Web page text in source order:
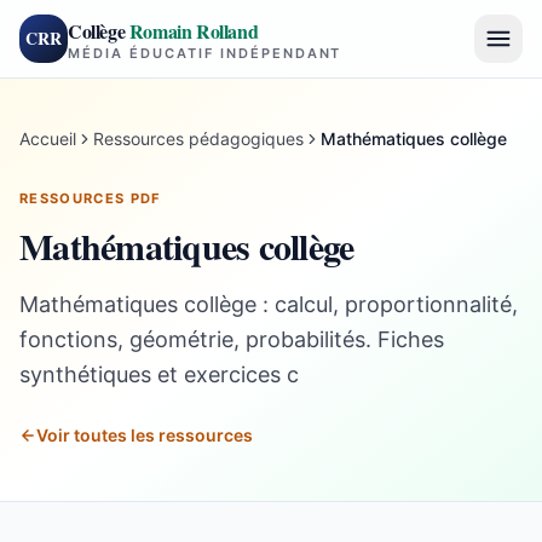
CRR CollègeRomain Rolland
MÉDIA ÉDUCATIF INDÉPENDANT
Accueil Ressources pédagogiques Mathématiques collège
RESSOURCES PDF
Mathématiques collège
Mathématiques collège : calcul, proportionnalité,
fonctions, géométrie, probabilités. Fiches
synthétiques et exercices c
Voir toutes les ressources